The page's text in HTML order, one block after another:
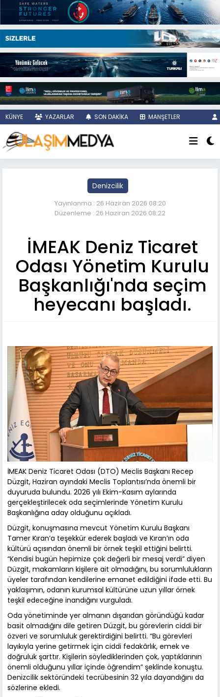
KÜNYE YAZARLAR SON DAKİKA MANŞETLER
Denizcilik
Yayınlanma : 26 Haziran 2026 08:20
Düzenleme : 26 Haziran 2026 08:22
İMEAK Deniz Ticaret
Odası Yönetim Kurulu
Başkanlığı'nda seçim
heyecanı başladı.
İMEAK Deniz Ticaret Odası (DTO) Meclis Başkanı Recep
Düzgit, Haziran ayındaki Meclis Toplantısı’nda önemli bir
duyuruda bulundu. 2026 yılı Ekim-Kasım aylarında
gerçekleştirilecek oda seçimlerinde Yönetim Kurulu
Başkanlığına aday olduğunu açıkladı.
Düzgit, konuşmasına mevcut Yönetim Kurulu Başkanı
Tamer Kıran’a teşekkür ederek başladı ve Kıran’ın oda
kültürü açısından önemli bir örnek teşkil ettiğini belirtti.
“Kendisi bugün hepimize çok değerli bir mesaj verdi” diyen
Düzgit, makamların kişilere ait olmadığını, bu sorumlulukların
üyeler tarafından kendilerine emanet edildiğini ifade etti. Bu
yaklaşımın, odanın kurumsal kültürüne uzun yıllar örnek
teşkil edeceğine inandığını vurguladı.
Oda yönetiminde yer almanın dışarıdan göründüğü kadar
basit olmadığını dile getiren Düzgit, bu görevlerin ciddi bir
özveri ve sorumluluk gerektirdiğini belirtti. “Bu görevleri
layıkıyla yerine getirmek için ciddi fedakârlık, emek ve
doğruluk şarttır. Kişilerin söylediklerinden çok, yaptıklarının
önemli olduğunu yıllar içinde öğrendim” şeklinde konuştu.
Denizcilik sektöründeki tecrübesinin 32 yıla dayandığını da
sözlerine ekledi.